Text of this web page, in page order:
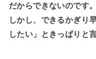
だからできないのです。
しかし、できるかぎり
したい」ときっぱりと言